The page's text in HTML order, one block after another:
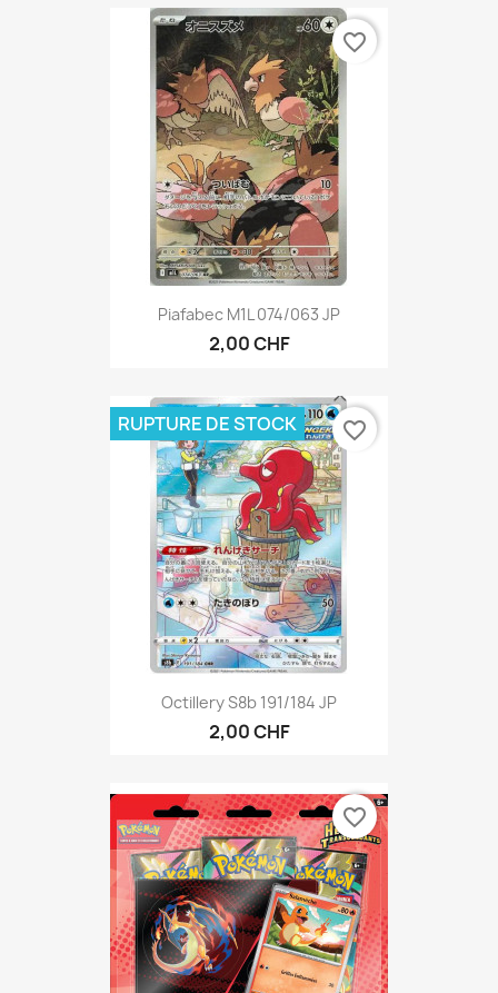
Piafabec M1L 074/063 JP
2,00 CHF
favorite_border
Octillery S8b 191/184 JP
2,00 CHF
RUPTURE DE STOCK favorite_border
favorite_border